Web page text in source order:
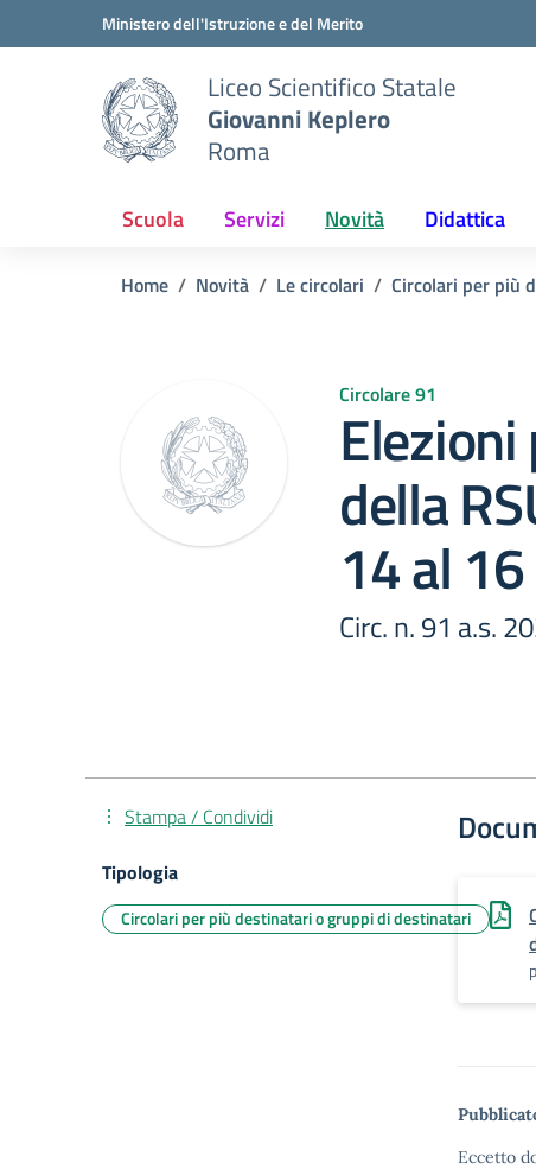
Vai ai contenuti
Vai al menu di navigazioneMinistero dell'Istruzione e del Merito
Liceo Scientifico Statale
Giovanni Keplero
Roma
Scuola Servizi Novità Didattica
Home Novità Le circolari Circolari per più
Circolare 91
della
14 al
Circ. n. 91 a.s.
Eccetto
Stampa / Condividi
Tipologia
Circolari per più destinatari o gruppi di destinatari